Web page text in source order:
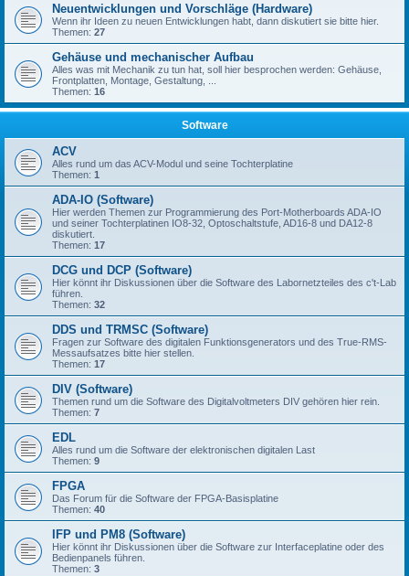
Neuentwicklungen und Vorschläge (Hardware)
Wenn ihr Ideen zu neuen Entwicklungen habt, dann diskutiert sie bitte hier.
Themen: 27
Gehäuse und mechanischer Aufbau
Alles was mit Mechanik zu tun hat, soll hier besprochen werden: Gehäuse,
Frontplatten, Montage, Gestaltung, ...
Themen: 16
Software
ACV
Alles rund um das ACV-Modul und seine Tochterplatine
Themen: 1
ADA-IO (Software)
Hier werden Themen zur Programmierung des Port-Motherboards ADA-IO
und seiner Tochterplatinen IO8-32, Optoschaltstufe, AD16-8 und DA12-8
diskutiert.
Themen: 17
DCG und DCP (Software)
Hier könnt ihr Diskussionen über die Software des Labornetzteiles des c't-Lab
führen.
Themen: 32
DDS und TRMSC (Software)
Fragen zur Software des digitalen Funktionsgenerators und des True-RMS-
Messaufsatzes bitte hier stellen.
Themen: 17
DIV (Software)
Themen rund um die Software des Digitalvoltmeters DIV gehören hier rein.
Themen: 7
EDL
Alles rund um die Software der elektronischen digitalen Last
Themen: 9
FPGA
Das Forum für die Software der FPGA-Basisplatine
Themen: 40
IFP und PM8 (Software)
Hier könnt ihr Diskussionen über die Software zur Interfaceplatine oder des
Bedienpanels führen.
Themen: 3